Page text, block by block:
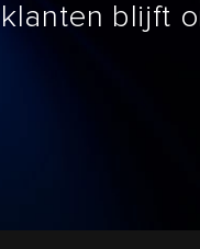
blijft